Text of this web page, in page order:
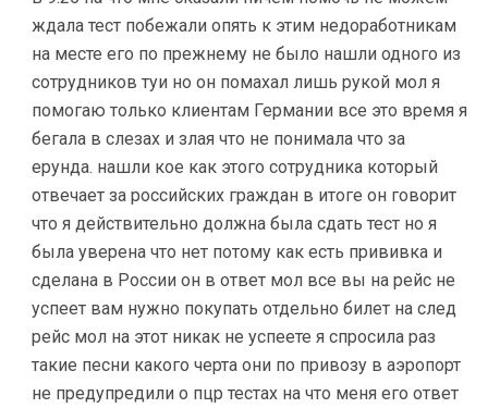
ждала тест побежали опять к этим недоработникам
на месте его по прежнему не было нашли одного из
сотрудников туи но он помахал лишь рукой мол я
помогаю только клиентам Германии все это время я
бегала в слезах и злая что не понимала что за
ерунда. нашли кое как этого сотрудника который
отвечает за российских граждан в итоге он говорит
что я действительно должна была сдать тест но я
была уверена что нет потому как есть прививка и
сделана в России он в ответ мол все вы на рейс не
успеет вам нужно покупать отдельно билет на след
рейс мол на этот никак не успеете я спросила раз
такие песни какого черта они по привозу в аэропорт
не предупредили о пцр тестах на что меня его ответ